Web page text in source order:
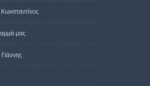
μας
Γιάννης